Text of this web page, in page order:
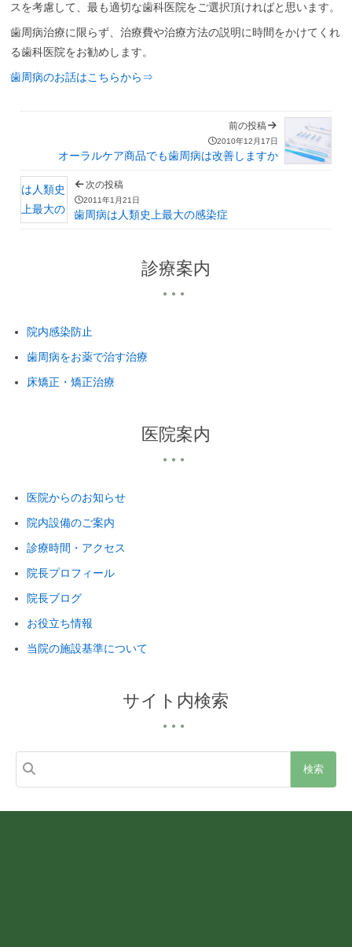
スを考慮して、最も適切な歯科医院をご選択頂ければと思います。
歯周病治療に限らず、治療費や治療方法の説明に時間をかけてくれ
る歯科医院をお勧めします。
歯周病のお話はこちらから⇒
前の投稿
2010年12月17日
オーラルケア商品でも歯周病は改善しますか
次の投稿
2011年1月21日
歯周病は人類史上最大の感染症
診療案内
院内感染防止
歯周病をお薬で治す治療
床矯正・矯正治療
医院案内
医院からのお知らせ
院内設備のご案内
診療時間・アクセス
院長プロフィール
院長ブログ
お役立ち情報
当院の施設基準について
サイト内検索